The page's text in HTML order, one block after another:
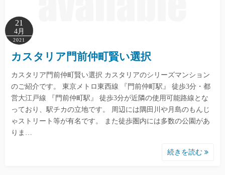
21
4月
2021
カスタリア門前仲町賢い選択
カスタリア門前仲町賢い選択 カスタリアのシリーズマンション
のご紹介です。 東京メトロ東西線 『門前仲町駅』 徒歩3分・都
営大江戸線 『門前仲町駅』 徒歩3分が近隣の使用可能路線とな
っており、駅チカの立地です。 周辺には隅田川や月島のもんじ
ゃストリート等が有名です。 また徒歩圏内には多数の公園があ
りま…
続きを読む